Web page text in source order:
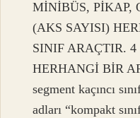
MİNİBÜS, PİKAP,
(AKS SAYISI)
SINIF ARAÇTIR.
HERHANGİ BİR
segment kaçıncı
adları “kompakt